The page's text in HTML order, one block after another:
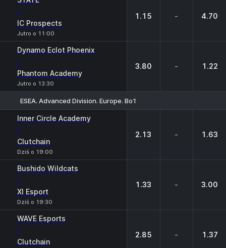
-
IC Prospects
Jutro o 11:00
1.15 - 4.70
Dynamo Eclot Phoenix
-
Phantom Academy
Jutro o 13:30
3.80 - 1.22
ESEA. Advanced Division. Europe. Bo1
Inner Circle Academy
-
Clutchain
Dziś o 19:00
2.13 - 1.63
Bushido Wildcats
-
XI Esport
Dziś o 19:30
1.33 - 3.00
WAVE Esports
-
Clutchain
2.85 - 1.37